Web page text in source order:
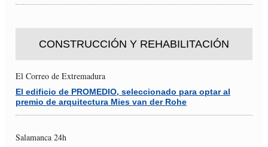
CONSTRUCCIÓN Y REHABILITACIÓN
El Correo de Extremadura
El edificio de PROMEDIO, seleccionado para optar al
premio de arquitectura Mies van der Rohe
Salamanca 24h